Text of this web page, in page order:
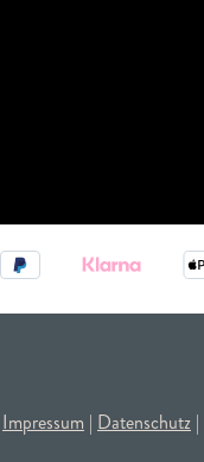
Impressum | Datenschutz |